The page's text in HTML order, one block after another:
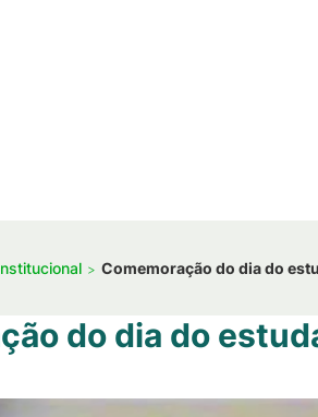
Comemoração do dia do
do dia do